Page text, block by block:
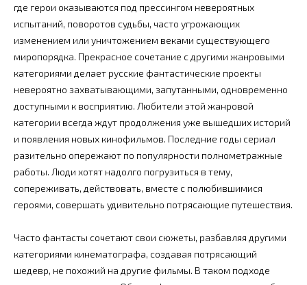
где герои оказываются под прессингом невероятных
испытаний, поворотов судьбы, часто угрожающих
изменением или уничтожением веками существующего
миропорядка. Прекрасное сочетание с другими жанровыми
категориями делает русские фантастические проекты
невероятно захватывающими, запутанными, одновременно
доступными к восприятию. Любители этой жанровой
категории всегда ждут продолжения уже вышедших историй
и появления новых кинофильмов. Последние годы сериал
разительно опережают по популярности полнометражные
работы. Люди хотят надолго погрузиться в тему,
сопереживать, действовать, вместе с полюбившимися
героями, совершать удивительно потрясающие путешествия.
Часто фантасты сочетают свои сюжеты, разбавляя другими
категориями кинематографа, создавая потрясающий
шедевр, не похожий на другие фильмы. В таком подходе